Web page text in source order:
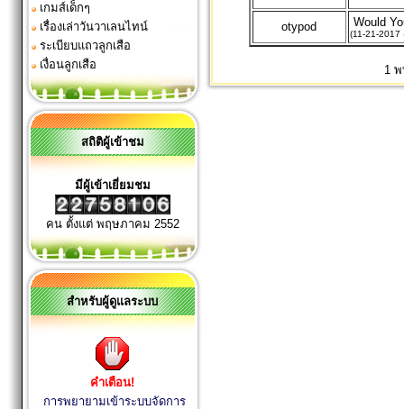
เกมส์เด็กๆ
เรื่องเล่าวันวาเลนไทน์
ระเบียบแถวลูกเสือ
เงื่อนลูกเสือ
สถิติผู้เข้าชม
มีผู้เข้าเยี่ยมชม
คน ตั้งแต่ พฤษภาคม 2552
สำหรับผู้ดูแลระบบ
คำเตือน!
การพยายามเข้าระบบจัดการ
otypod Would
(11-21-2017
1